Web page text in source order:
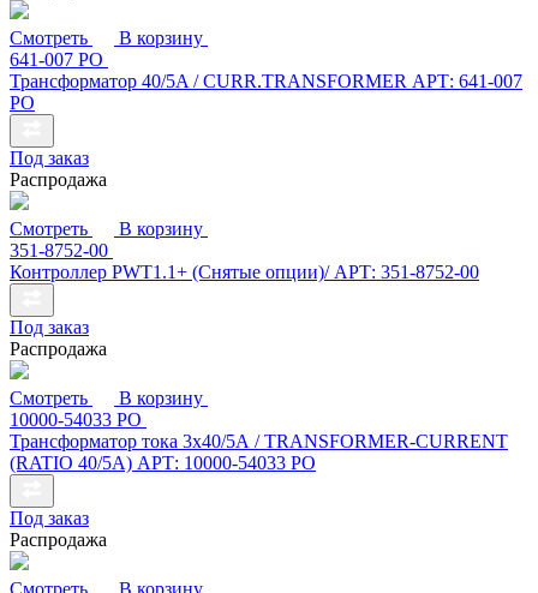
Смотреть
В корзину
641-007 РО
Трансформатор 40/5A / CURR.TRANSFORMER АРТ: 641-007
РО
Под заказ
Распродажа
Смотреть
В корзину
351-8752-00
Контроллер PWT1.1+ (Снятые опции)/ АРТ: 351-8752-00
Под заказ
Распродажа
Смотреть
В корзину
10000-54033 РО
Трансформатор тока 3х40/5А / TRANSFORMER-CURRENT
(RATIO 40/5A) АРТ: 10000-54033 РО
Под заказ
Распродажа
Смотреть В корзину